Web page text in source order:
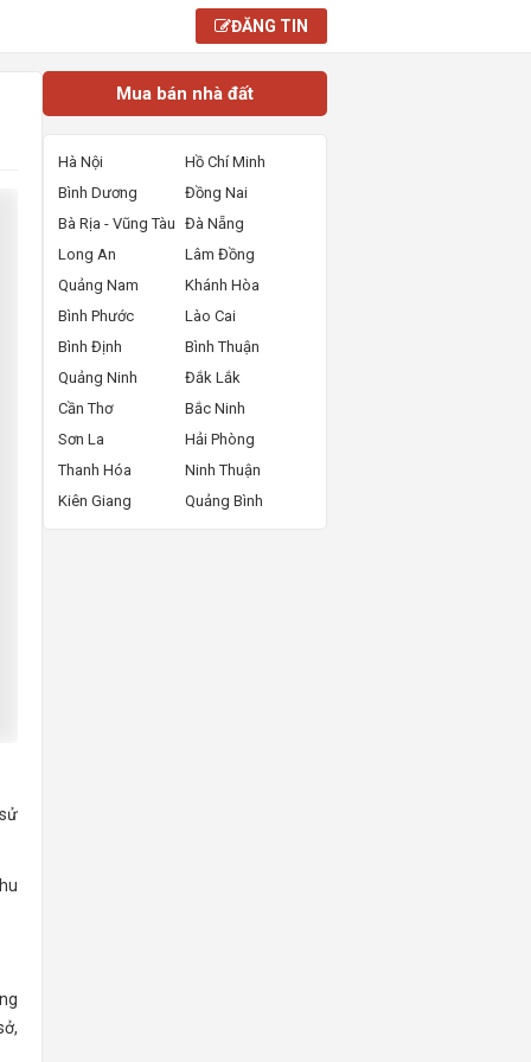
ĐĂNG TIN
Mua bán nhà đất
Hà Nội
Hồ Chí Minh
Bình Dương
Đồng Nai
Bà Rịa - Vũng Tàu Đà Nẵng
Long An
Lâm Đồng
Quảng Nam
Khánh Hòa
Bình Phước
Lào Cai
Bình Định
Bình Thuận
Quảng Ninh
Đắk Lắk
Cần Thơ
Bắc Ninh
Sơn La
Hải Phòng
Thanh Hóa
Ninh Thuận
Kiên Giang
Quảng Bình